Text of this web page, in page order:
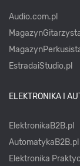
Audio.com.pl
EstradaiStudio.pl
ELEKTRONIKA I
ElektronikaB2B.pl
AutomatykaB2B.pl
Elektronika